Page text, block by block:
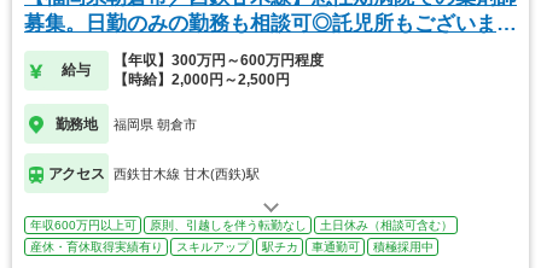
募集。日勤のみの勤務も相談可◎託児所もございま
す。
給与
【年収】300万円～600万円程度
【時給】2,000円～2,500円
勤務地 福岡県 朝倉市
アクセス 西鉄甘木線 甘木(西鉄)駅
年収600万円以上可 原則、引越しを伴う転勤なし
土日休み（相談可含む）
産休・育休取得実績有り
スキルアップ 駅チカ 車通勤可 積極採用中